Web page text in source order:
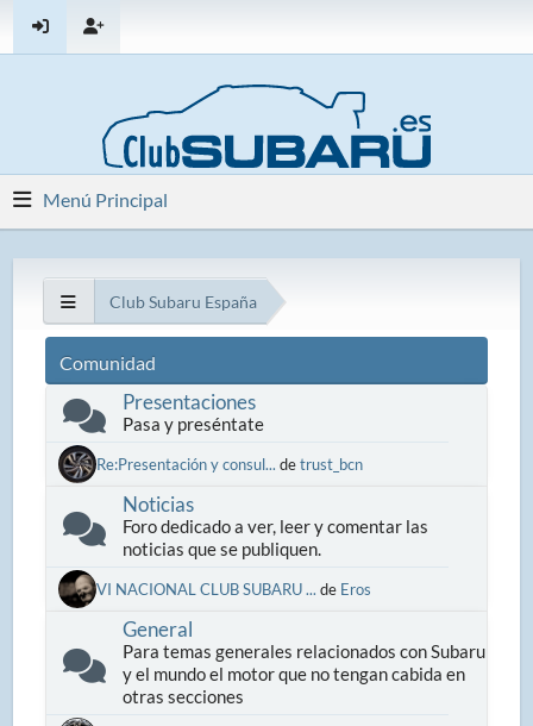
Menú Principal
Club Subaru España
Comunidad
Presentaciones
Pasa y preséntate
Re:Presentación y consul... detrust_bcn
Noticias
Foro dedicado a ver, leer y comentar las
noticias que se publiquen.
VI NACIONAL CLUB SUBARU ... de Eros
General
Para temas generales relacionados con Subaru
y el mundo el motor que no tengan cabida en
otras secciones